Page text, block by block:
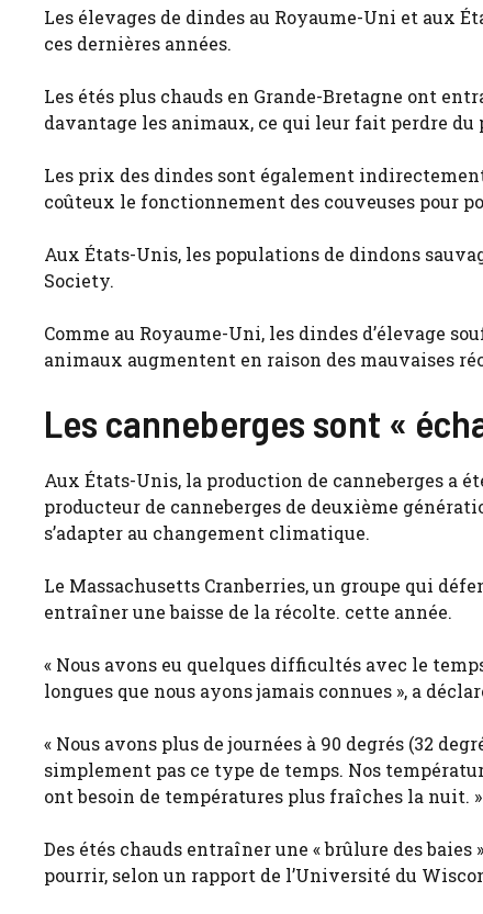
Les élevages de dindes au Royaume-Uni et aux
ces dernières années.
Les étés plus chauds en Grande-Bretagne ont
davantage les animaux, ce qui leur fait perdre
Les prix des dindes sont également
coûteux le fonctionnement des couveuses pour
Aux États-Unis, les populations de dindons
Society.
Comme au Royaume-Uni, les dindes d’élevage
animaux augmentent en raison des mauvaises
Les canneberges sont «
Aux États-Unis, la production de canneberges a
producteur de canneberges de deuxième
s’adapter au changement climatique.
Le Massachusetts Cranberries, un groupe qui
entraîner une baisse de la récolte. cette année.
« Nous avons eu quelques difficultés avec le
longues que nous ayons jamais connues », a
« Nous avons plus de journées à 90 degrés (32
simplement pas ce type de temps. Nos
ont besoin de températures plus fraîches la nuit. »
Des étés chauds entraîner une « brûlure des
pourrir, selon un rapport de l’Université du